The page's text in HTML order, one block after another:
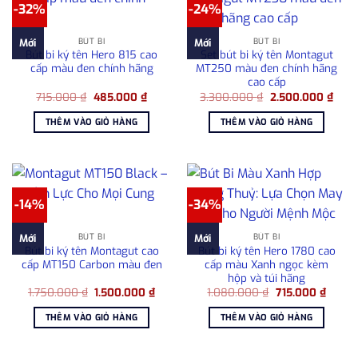
-32%
Mới BÚT BI
Bút bi ký tên Hero 815 cao
cấp màu đen chính hãng
715.000₫ Giá
là:
715.000 ₫.
485.000 ₫Giá
hiện
tại
485.000 ₫.
THÊM VÀO GIỎ HÀNG
-24%
Mới BÚT BI
Set bút bi ký tên Montagut
MT250 màu đen chính hãng
cao cấp
3.300.000₫ Giá
là:
3.300.000 ₫.
2.500.000 ₫Giá
hiện
THÊM VÀO GIỎ HÀNG
-14%
Mới BÚT BI
Bút bi ký tên Montagut cao
cấp MT150 Carbon màu đen
1.750.000₫ Giá
là:
1.750.000 ₫.
1.500.000₫Giá
hiện
1.500.000 ₫.
THÊM VÀO GIỎ HÀNG
-34%
Mới BÚT BI
Bút bi ký tên Hero 1780 cao
cấp màu Xanh ngọc kèm
hộp và túi hãng
1.080.000₫ Giá
là:
1.080.000 ₫.
715.000 ₫Giá
hiện
THÊM VÀO GIỎ HÀNG